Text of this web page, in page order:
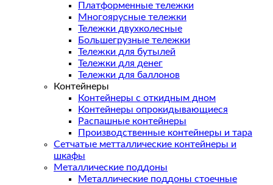
Платформенные тележки
Многоярусные тележки
Тележки двухколесные
Большегрузные тележки
Тележки для бутылей
Тележки для денег
Тележки для баллонов
Контейнеры
Контейнеры с откидным дном
Контейнеры опрокидывающиеся
Распашные контейнеры
Производственные контейнеры и тара
Сетчатые метталлические контейнеры и
шкафы
Металлические поддоны
Металлические поддоны стоечные